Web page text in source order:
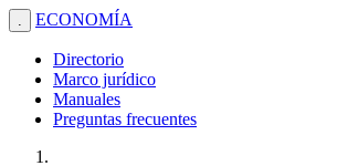
. ECONOMÍA
Directorio
Marco jurídico
Manuales
Preguntas frecuentes